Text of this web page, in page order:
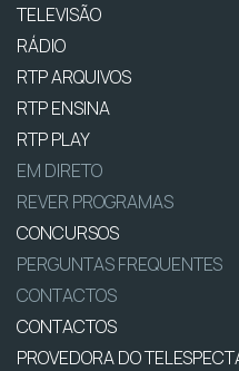
TELEVISÃO
RÁDIO
RTP ARQUIVOS
RTP ENSINA
RTP PLAY
EM DIRETO
REVER PROGRAMAS
CONCURSOS
PERGUNTAS FREQUENTES
CONTACTOS
CONTACTOS
PROVEDORA DO